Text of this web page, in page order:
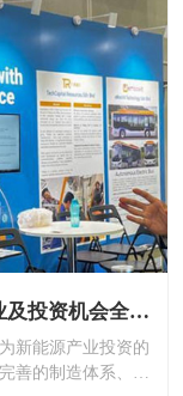
马来西亚新能源市场：10大能源企业及投资机会全解析
新能源产业投资的
善的制造体系、丰